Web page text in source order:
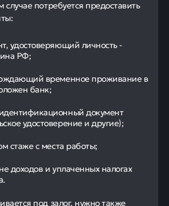
потребуется предоставить
удостоверяющий личность -
РФ;
временное проживание в
банк;
документ
удостоверение и другие);
стаже с места работы;
доходов и уплаченных налогах
под залог, нужно также